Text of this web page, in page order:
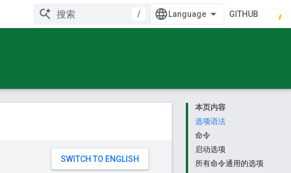
/ GITHUB
本页内容
选项语法
命令
启动选项
所有命令通用的选项